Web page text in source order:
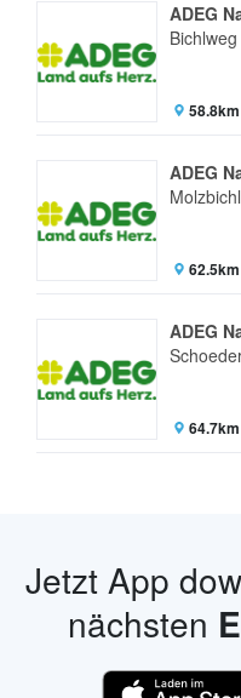
ADEG
58.8km
ADEG
62.5km
ADEG
64.7km
Jetzt App
nächsten